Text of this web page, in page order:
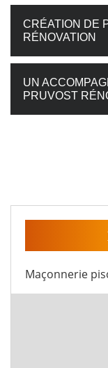
CRÉATION DE
RÉNOVATION
UN
PRUVOST
Maçonnerie